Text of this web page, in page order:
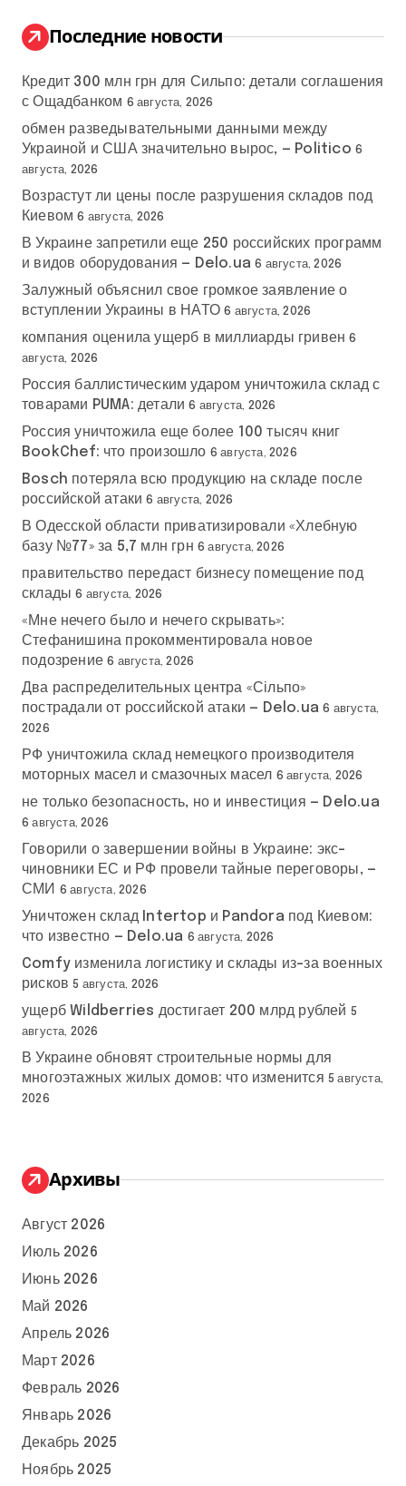
:
Последние новости
Кредит 300 млн грн для Сильпо: детали соглашения
с Ощадбанком 6 августа, 2026
обмен разведывательными данными между
Украиной и США значительно вырос, — Politico 6
августа, 2026
Возрастут ли цены после разрушения складов под
Киевом 6 августа, 2026
В Украине запретили еще 250 российских программ
и видов оборудования — Delo.ua 6 августа, 2026
Залужный объяснил свое громкое заявление о
вступлении Украины в НАТО 6 августа, 2026
компания оценила ущерб в миллиарды гривен 6
августа, 2026
Россия баллистическим ударом уничтожила склад с
товарами PUMA: детали 6 августа, 2026
Россия уничтожила еще более 100 тысяч книг
BookChef: что произошло 6 августа, 2026
Bosch потеряла всю продукцию на складе после
российской атаки 6 августа, 2026
В Одесской области приватизировали «Хлебную
базу №77» за 5,7 млн грн 6 августа, 2026
правительство передаст бизнесу помещение под
склады 6 августа, 2026
«Мне нечего было и нечего скрывать»:
Стефанишина прокомментировала новое
подозрение 6 августа, 2026
Два распределительных центра «Сільпо»
пострадали от российской атаки — Delo.ua 6 августа,
2026
РФ уничтожила склад немецкого производителя
моторных масел и смазочных масел 6 августа, 2026
не только безопасность, но и инвестиция — Delo.ua
6 августа, 2026
Говорили о завершении войны в Украине: экс-
чиновники ЕС и РФ провели тайные переговоры, —
СМИ
6 августа, 2026
Уничтожен склад Intertop и Pandora под Киевом:
что известно — Delo.ua 6 августа, 2026
Comfy изменила логистику и склады из-за военных
рисков 5 августа, 2026
ущерб Wildberries достигает 200 млрд рублей 5
августа, 2026
В Украине обновят строительные нормы для
многоэтажных жилых домов: что изменится 5 августа,
2026
Архивы
Август 2026
Июль 2026
Июнь 2026
Май 2026
Апрель 2026
Март 2026
Февраль 2026
Январь 2026
Декабрь 2025
Ноябрь 2025